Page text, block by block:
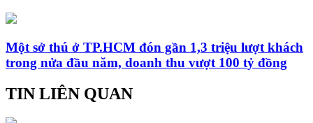
Một sở thú ở TP.HCM đón gần 1,3 triệu lượt khách
trong nửa đầu năm, doanh thu vượt 100 tỷ đồng
TIN LIÊN QUAN